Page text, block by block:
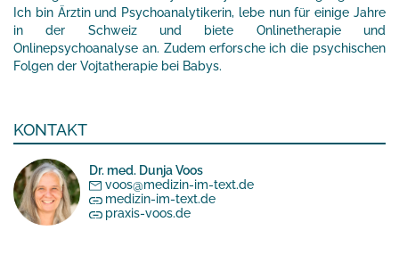
Ich bin Ärztin und Psychoanalytikerin, lebe nun für einige Jahre
in der Schweiz und biete Onlinetherapie und
Onlinepsychoanalyse an. Zudem erforsche ich die psychischen
Folgen der Vojtatherapie bei Babys.
KONTAKT
Dr. med. Dunja Voos
voos@medizin-im-text.de
medizin-im-text.de
praxis-voos.de